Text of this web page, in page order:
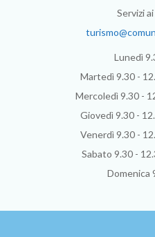
Servizi
Lunedì
Martedì 9.30 -
Mercoledì 9.30 -
Giovedì 9.30 -
Venerdì 9.30 -
Sabato 9.30 -
Domenica